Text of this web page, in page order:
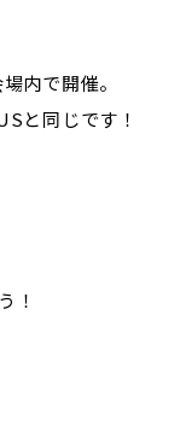
内で開催。
と同じです！
！